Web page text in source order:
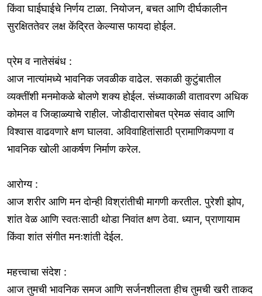
किंवा घाईघाईचे निर्णय टाळा. नियोजन, बचत आणि दीर्घकालीन
सुरक्षिततेवर लक्ष केंद्रित केल्यास फायदा होईल.
प्रेम व नातेसंबंध :
आज नात्यांमध्ये भावनिक जवळीक वाढेल. सकाळी कुटुंबातील
व्यक्तींशी मनमोकळे बोलणे शक्य होईल. संध्याकाळी वातावरण अधिक
कोमल व जिव्हाळ्याचे राहील. जोडीदारासोबत प्रेमळ संवाद आणि
विश्वास वाढवणारे क्षण घालवा. अविवाहितांसाठी प्रामाणिकपणा व
भावनिक खोली आकर्षण निर्माण करेल.
आरोग्य :
आज शरीर आणि मन दोन्ही विश्रांतीची मागणी करतील. पुरेशी झोप,
शांत वेळ आणि स्वतःसाठी थोडा निवांत क्षण ठेवा. ध्यान, प्राणायाम
किंवा शांत संगीत मनःशांती देईल.
महत्त्वाचा संदेश :
आज तुमची भावनिक समज आणि सर्जनशीलता हीच तुमची खरी ताकद